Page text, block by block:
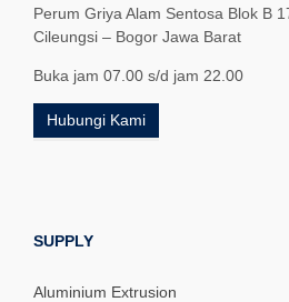
Perum Griya Alam Sentosa Blok B
Cileungsi – Bogor Jawa Barat
Buka jam 07.00 s/d jam 22.00
Hubungi Kami
SUPPLY
Aluminium Extrusion